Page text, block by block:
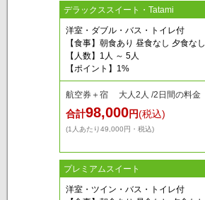
デラックススイート・Tatami
洋室・ダブル・バス・トイレ付
【食事】朝食あり 昼食なし 夕食なし
【人数】1人 ～ 5人
【ポイント】1%
航空券＋宿 大人2人 /2日間の料金
合計98,000円(税込)
(1人あたり49,000円・税込)
プレミアムスイート
洋室・ツイン・バス・トイレ付